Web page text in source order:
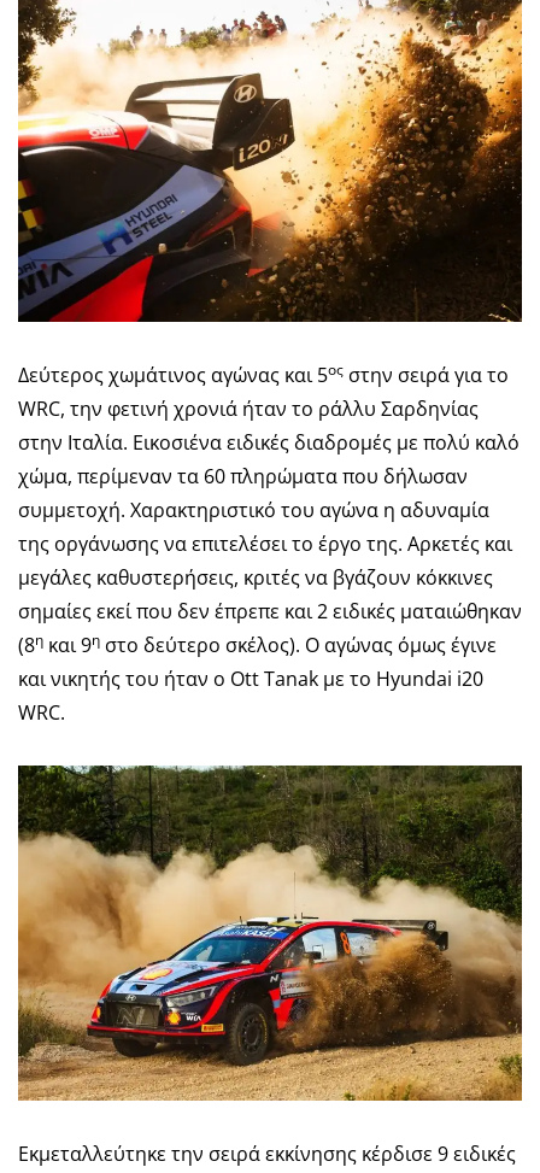
Δεύτερος χωμάτινος αγώνας και 5ος στην σειρά για το
WRC, την φετινή χρονιά ήταν το ράλλυ Σαρδηνίας
στην Ιταλία. Εικοσιένα ειδικές διαδρομές με πολύ καλό
χώμα, περίμεναν τα 60 πληρώματα που δήλωσαν
συμμετοχή. Χαρακτηριστικό του αγώνα η αδυναμία
της οργάνωσης να επιτελέσει το έργο της. Αρκετές και
μεγάλες καθυστερήσεις, κριτές να βγάζουν κόκκινες
σημαίες εκεί που δεν έπρεπε και 2 ειδικές ματαιώθηκαν
(8η και 9η στο δεύτερο σκέλος). Ο αγώνας όμως έγινε
και νικητής του ήταν ο Ott Tanak με το Hyundai i20
WRC.
Εκμεταλλεύτηκε την σειρά εκκίνησης κέρδισε 9 ειδικές